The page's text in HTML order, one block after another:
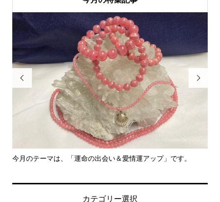

今月のテーマは、「運命の出会い＆愛情運アップ」です。

カテゴリー選択